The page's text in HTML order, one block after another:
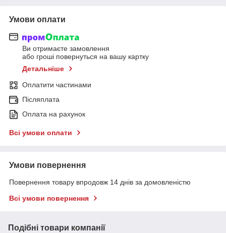
Умови оплати
Ви отримаєте замовлення
або гроші повернуться на вашу картку
Детальніше
Оплатити частинами
Післяплата
Оплата на рахунок
Всі умови оплати
Умови повернення
Повернення товару впродовж 14 днів за домовленістю
Всі умови повернення
Подібні товари компанії